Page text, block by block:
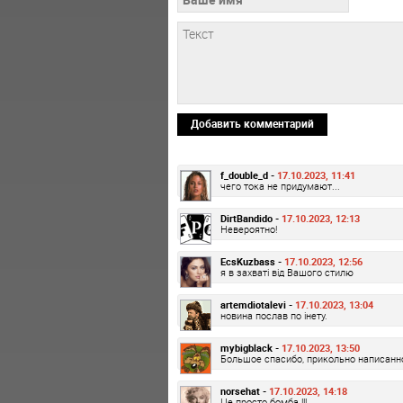
Добавить комментарий
f_double_d - 17.10.2023, 11:41
чего тока не придумают...
DirtBandido - 17.10.2023, 12:13
Невероятно!
EcsKuzbass - 17.10.2023, 12:56
я в захваті від Вашого стилю
artemdiotalevi - 17.10.2023, 13:04
новина послав по інету.
mybigblack - 17.10.2023, 13:50
Большое спасибо, прикольно
norsehat - 17.10.2023, 14:18